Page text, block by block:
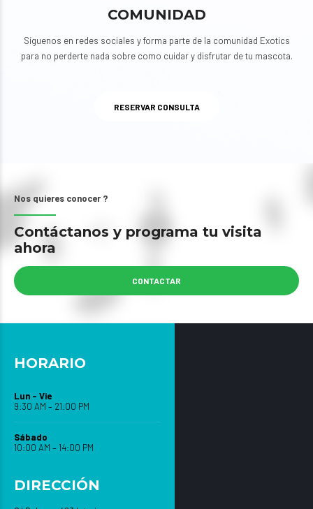
COMUNIDAD
Síguenos en redes sociales y forma parte de la comunidad Exotics
para no perderte nada sobre como cuidar y disfrutar de tu mascota.
RESERVAR CONSULTA
Nos quieres conocer ?
Contáctanos y programa tu visita
ahora
CONTACTAR
HORARIO
Lun – Vie
9:30 AM – 21:00 PM
Sábado
10:00 AM – 14:00 PM
DIRECCIÓN